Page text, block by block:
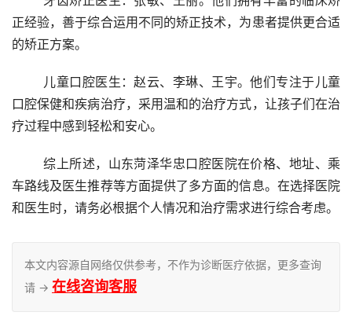
正经验，善于综合运用不同的矫正技术，为患者提供更合适
的矫正方案。
口腔保健和疾病治疗，采用温和的治疗方式，让孩子们在治
疗过程中感到轻松和安心。
	综上所述，山东菏泽华忠口腔医院在价格、地址、乘
车路线及医生推荐等方面提供了多方面的信息。在选择医院
和医生时，请务必根据个人情况和治疗需求进行综合考虑。
本文内容源自网络仅供参考，不作为诊断医疗依据，更多查询
请 → 在线咨询客服